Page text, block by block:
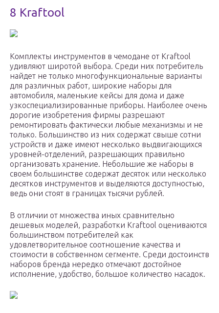
8 Kraftool
Комплекты инструментов в чемодане от Kraftool
удивляют широтой выбора. Среди них потребитель
найдет не только многофункциональные варианты
для различных работ, широкие наборы для
автомобиля, маленькие кейсы для дома и даже
узкоспециализированные приборы. Наиболее очень
дорогие изобретения фирмы разрешают
ремонтировать фактически любые механизмы и не
только. Большинство из них содержат свыше сотни
устройств и даже имеют несколько выдвигающихся
уровней-отделений, разрешающих правильно
организовать хранение. Небольшие же наборы в
своем большинстве содержат десяток или несколько
десятков инструментов и выделяются доступностью,
ведь они стоят в границах тысячи рублей.
В отличии от множества иных сравнительно
дешевых моделей, разработки Kraftool оцениваются
большинством потребителей как
удовлетворительное соотношение качества и
стоимости в собственном сегменте. Среди достоинств
наборов бренда нередко отмечают достойное
исполнение, удобство, большое количество насадок.